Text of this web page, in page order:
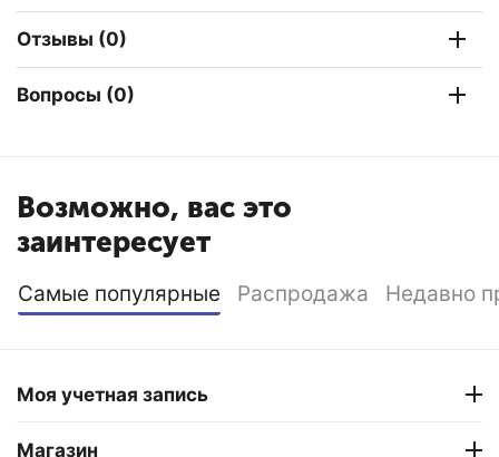
Отзывы (0)
Вопросы (0)
Возможно, вас это
заинтересует
Самые популярные Распродажа Недавно
Моя учетная запись
Магазин